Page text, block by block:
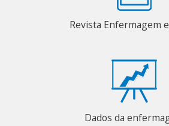
Revista Enfermagem
Dados da